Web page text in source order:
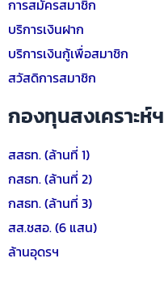
การสมัครสมาชิก
บริการเงินฝาก
บริการเงินกู้เพื่อสมาชิก
สวัสดิการสมาชิก
กองทุนสงเคราะห์ฯ
สสธท. (ล้านที่ 1)
กสธท. (ล้านที่ 2)
กสธท. (ล้านที่ 3)
สส.ชสอ. (6 แสน)
ล้านอุดรฯ